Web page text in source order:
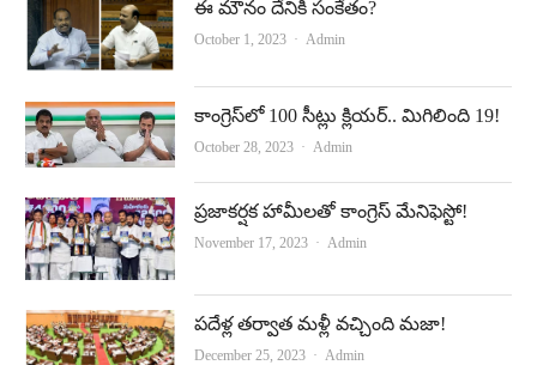
o
k
e
ఈ మౌనం దేనికి సంకేతం?
October 1, 2023 Author
Admin
కాంగ్రెస్‌లో 100 సీట్లు క్లియర్‌.. మిగిలింది 19!
October 28, 2023 Author
Admin
ప్రజాకర్షక హామీలతో కాంగ్రెస్‌ మేనిఫెస్టో!
November 17, 2023 Author
Admin
ప‌దేళ్ల త‌ర్వాత మ‌ళ్లీ వ‌చ్చింది మ‌జా!
December 25, 2023 Author
Admin